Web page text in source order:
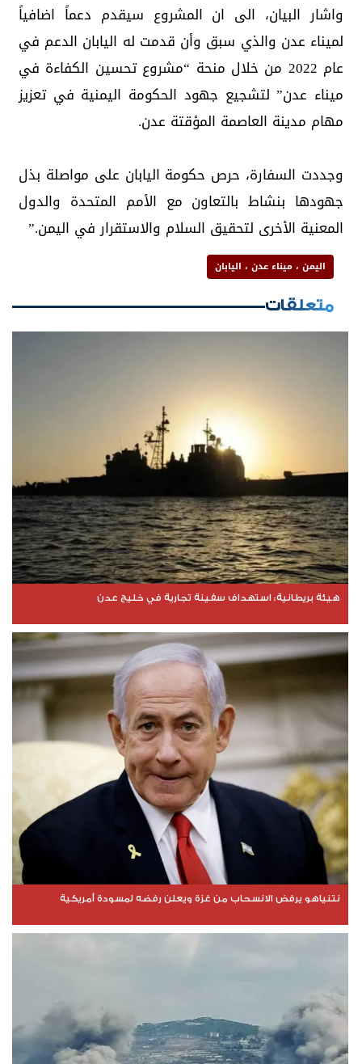
واشار البيان، الى ان المشروع سيقدم دعماً اضافياً
لميناء عدن والذي سبق وأن قدمت له اليابان الدعم في
عام 2022 من خلال منحة “مشروع تحسين الكفاءة في
ميناء عدن” لتشجيع جهود الحكومة اليمنية في تعزيز
مهام مدينة العاصمة المؤقتة عدن.
وجددت السفارة، حرص حكومة اليابان على مواصلة بذل
جهودها بنشاط بالتعاون مع الأمم المتحدة والدول
المعنية الأخرى لتحقيق السلام والاستقرار في اليمن.”
اليمن ، ميناء عدن ، اليابان
متعلقات
هيئة بريطانية: استهداف سفينة تجارية في خليج عدن
نتنياهو يرفض الانسحاب من غزة ويعلن رفضه لمسودة أمريكية